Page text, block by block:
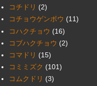
コチドリ (2)
コチョウゲンボウ (11)
コハクチョウ (16)
コブハクチョウ (2)
コマドリ (15)
コミミズク (101)
コムクドリ (3)